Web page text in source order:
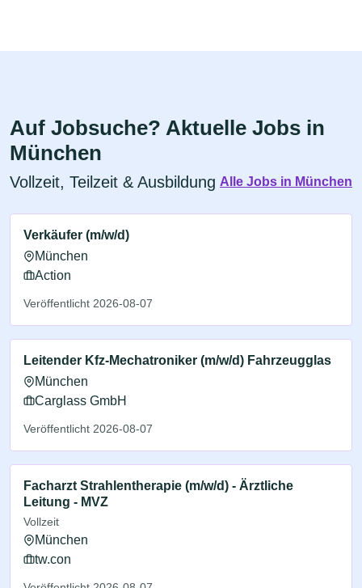
Auf Jobsuche? Aktuelle Jobs in
München
Vollzeit, Teilzeit & Ausbildung Alle Jobs in München
Verkäufer (m/w/d)
München
Action
Veröffentlicht 2026-08-07
Leitender Kfz-Mechatroniker (m/w/d) Fahrzeugglas
München
Carglass GmbH
Veröffentlicht 2026-08-07
Facharzt Strahlentherapie (m/w/d) - Ärztliche
Leitung - MVZ
Vollzeit
München
tw.con